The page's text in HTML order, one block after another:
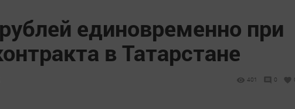
единовременно при
в Татарстане
401 0